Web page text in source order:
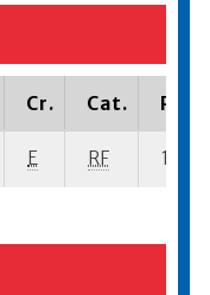
Cr. Cat.
E RF 1 se-